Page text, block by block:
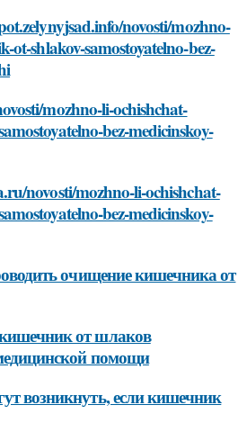
novosti/mozhno-
ot-shlakov-samostoyatelno-bez-
mozhno-li-ochishchat-
bez-medicinskoy-
novosti/mozhno-li-ochishchat-
bez-medicinskoy-
очищение кишечника от
от шлаков
помощи
возникнуть, если кишечник